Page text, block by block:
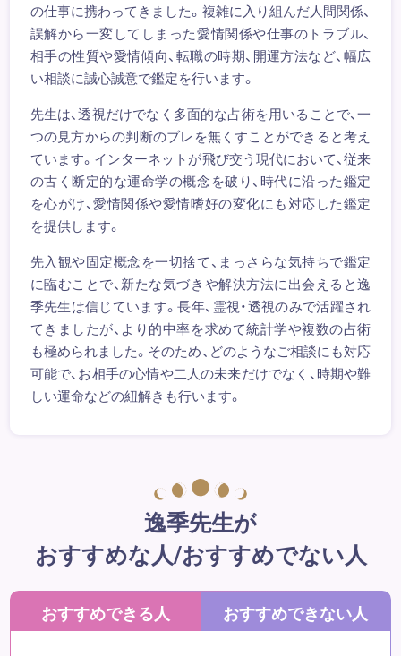
の仕事に携わってきました。複雑に入り組んだ人間関係、
誤解から一変してしまった愛情関係や仕事のトラブル、
相手の性質や愛情傾向、転職の時期、開運方法など、幅広
い相談に誠心誠意で鑑定を行います。
先生は、透視だけでなく多面的な占術を用いることで、一
つの見方からの判断のブレを無くすことができると考え
ています。インターネットが飛び交う現代において、従来
の古く断定的な運命学の概念を破り、時代に沿った鑑定
を心がけ、愛情関係や愛情嗜好の変化にも対応した鑑定
を提供します。
先入観や固定概念を一切捨て、まっさらな気持ちで鑑定
に臨むことで、新たな気づきや解決方法に出会えると逸
季先生は信じています。長年、霊視・透視のみで活躍され
てきましたが、より的中率を求めて統計学や複数の占術
も極められました。そのため、どのようなご相談にも対応
可能で、お相手の心情や二人の未来だけでなく、時期や難
しい運命などの紐解きも行います。
逸季先生が
おすすめな人/おすすめでない人
おすすめできる人 おすすめできない人